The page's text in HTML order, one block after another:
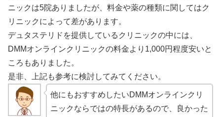
ニックは5院ありましたが、料金や薬の種類に関してはク
リニックによって差があります。
デュタステリドを提供しているクリニックの中には、
DMMオンラインクリニックの料金より1,000円程度安いと
ころもありました。
是非、上記も参考に検討してみてください。
他にもおすすめしたいDMMオンラインクリ
ニックならではの特長があるので、良かった